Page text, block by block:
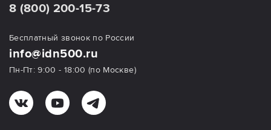
8 (800) 200-15-73
Бесплатный звонок по России
info@idn500.ru
Пн-Пт: 9:00 - 18:00 (по Москве)